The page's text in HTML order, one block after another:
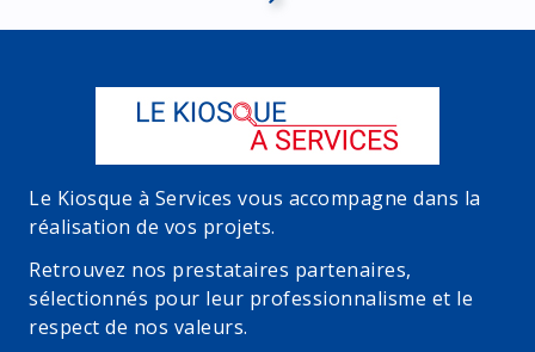
Le Kiosque à Services vous accompagne dans la
réalisation de vos projets.
Retrouvez nos prestataires partenaires,
sélectionnés pour leur professionnalisme et le
respect de nos valeurs.